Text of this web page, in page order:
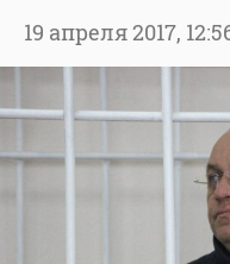
19 апреля 2017,